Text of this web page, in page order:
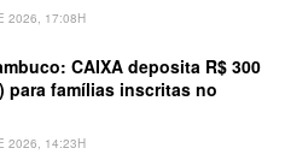
2026, 17:08H
CAIXA deposita R$ 300
para famílias inscritas no
2026, 14:23H